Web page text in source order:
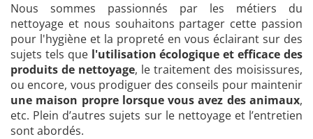
Nous sommes passionnés par les métiers du
nettoyage et nous souhaitons partager cette passion
pour l'hygiène et la propreté en vous éclairant sur des
sujets tels que l'utilisation écologique et efficace des
produits de nettoyage, le traitement des moisissures,
ou encore, vous prodiguer des conseils pour maintenir
une maison propre lorsque vous avez des animaux,
etc. Plein d’autres sujets sur le nettoyage et l’entretien
sont abordés.